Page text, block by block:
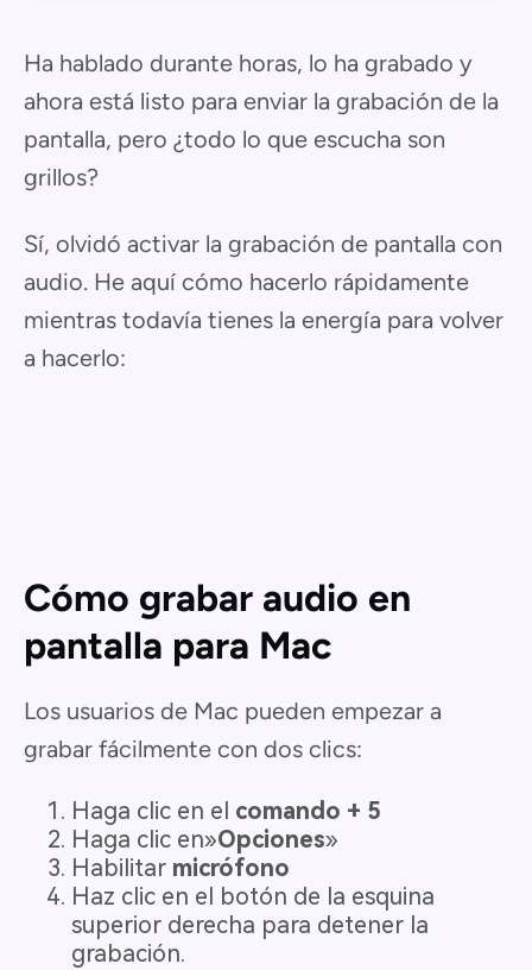
Ha hablado durante horas, lo ha grabado y
ahora está listo para enviar la grabación de la
pantalla, pero ¿todo lo que escucha son
grillos?
Sí, olvidó activar la grabación de pantalla con
audio. He aquí cómo hacerlo rápidamente
mientras todavía tienes la energía para volver
a hacerlo:
Cómo grabar audio en
pantalla para Mac
Los usuarios de Mac pueden empezar a
grabar fácilmente con dos clics:
Haga clic en el comando + 5
Haga clic en»Opciones»
Habilitar micrófono
Haz clic en el botón de la esquina
superior derecha para detener la
grabación.